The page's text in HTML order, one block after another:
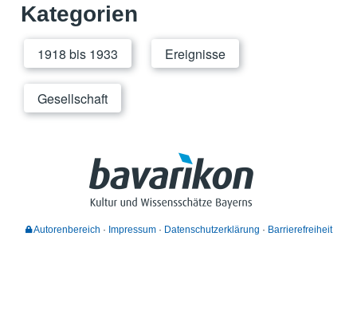
Kategorien
1918 bis 1933 Ereignisse
Gesellschaft
Autorenbereich Impressum Datenschutzerklärung Barrierefreiheit